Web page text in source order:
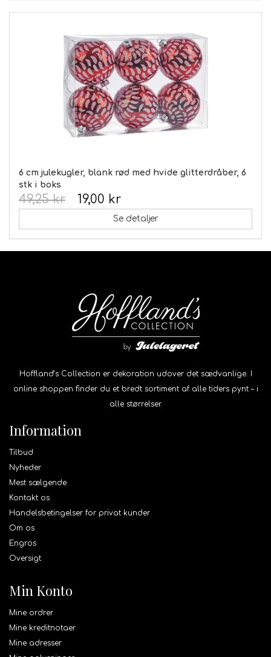
6 cm julekugler, blank rød med hvide glitterdråber, 6
stk i boks
19,00 kr
49,25 kr
Se detaljer
Hoffland’s Collection er dekoration udover det sædvanlige. I
online shoppen finder du et bredt sortiment af alle tiders pynt – i
alle størrelser.
Information
Tilbud
Nyheder
Mest sælgende
Kontakt os
Handelsbetingelser for privat kunder
Om os
Engros
Oversigt
Min Konto
Mine ordrer
Mine kreditnotaer
Mine adresser